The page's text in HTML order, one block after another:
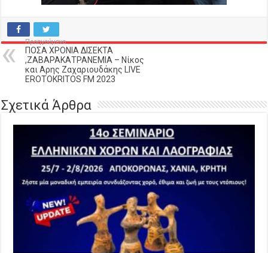
Προηγούμενο
ΠΟΣΑ ΧΡΟΝΙΑ ΔΙΣΕΚΤΑ
,ΖΑΒΑΡΑΚΑΤΡΑΝΕΜΙΑ – Νίκος
και Αρης Ζαχαριουδάκης LIVE
EROTOKRITOS FM 2023
Σχετικά Άρθρα